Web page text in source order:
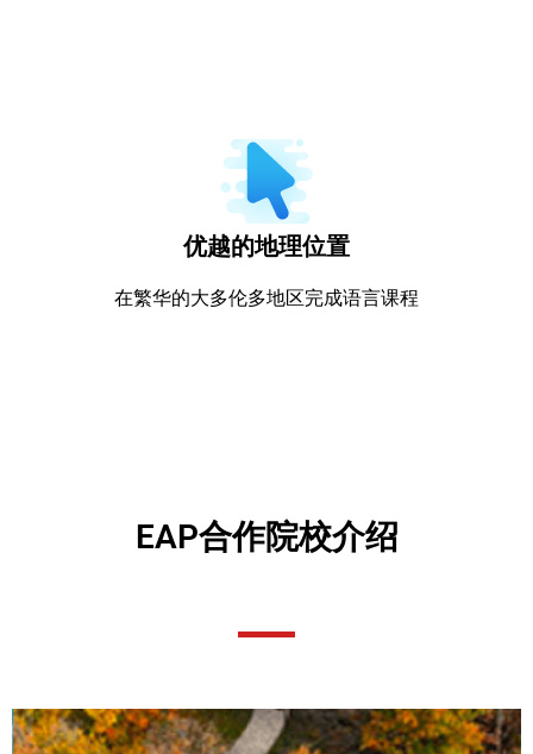
优越的地理位置
在繁华的大多伦多地区完成语言课程
EAP合作院校介绍